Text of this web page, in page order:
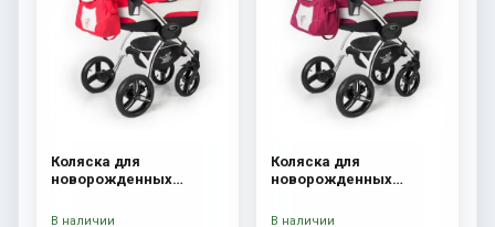
Коляска для
новорожденных
White) Red Lux
В наличии
Коляска для
новорожденных
White) Borduex
В наличии